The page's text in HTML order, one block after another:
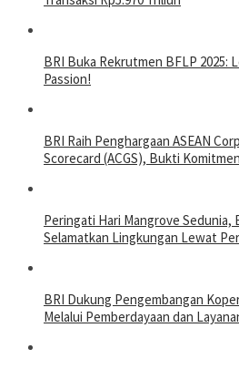
BRI Buka Rekrutmen BFLP 2025:
Passion!
BRI Raih Penghargaan ASEAN
Scorecard (ACGS), Bukti
Peringati Hari Mangrove Sedunia,
Selamatkan Lingkungan Lewat
BRI Dukung Pengembangan
Melalui Pemberdayaan dan